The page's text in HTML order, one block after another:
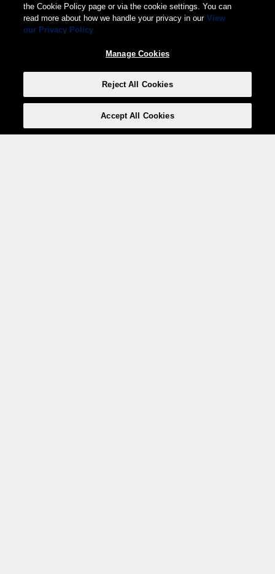
the Cookie Policy page or via the cookie settings. You can
read more about how we handle your privacy in our View
our Privacy Policy
Manage Cookies
Reject All Cookies
Accept All Cookies